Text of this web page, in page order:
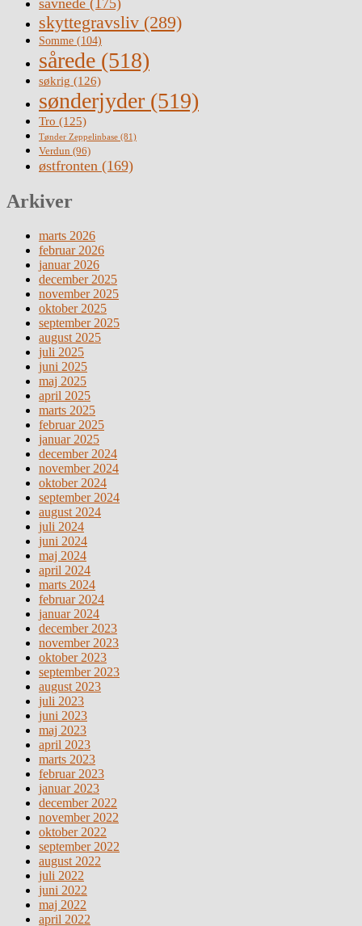
savnede (175)
skyttegravsliv (289)
Somme (104)
sårede (518)
søkrig (126)
sønderjyder (519)
Tro (125)
Tønder Zeppelinbase (81)
Verdun (96)
østfronten (169)
Arkiver
marts 2026
februar 2026
januar 2026
december 2025
november 2025
oktober 2025
september 2025
august 2025
juli 2025
juni 2025
maj 2025
april 2025
marts 2025
februar 2025
januar 2025
december 2024
november 2024
oktober 2024
september 2024
august 2024
juli 2024
juni 2024
maj 2024
april 2024
marts 2024
februar 2024
januar 2024
december 2023
november 2023
oktober 2023
september 2023
august 2023
juli 2023
juni 2023
maj 2023
april 2023
marts 2023
februar 2023
januar 2023
december 2022
november 2022
oktober 2022
september 2022
august 2022
juli 2022
juni 2022
maj 2022
april 2022